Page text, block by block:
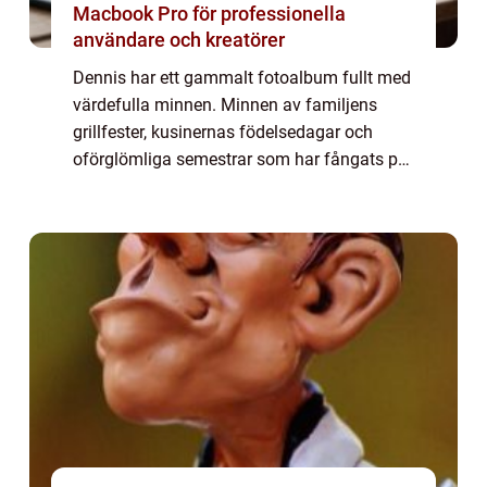
Macbook Pro för professionella
användare och kreatörer
Dennis har ett gammalt fotoalbum fullt med
värdefulla minnen. Minnen av familjens
grillfester, kusinernas födelsedagar och
oförglömliga semestrar som har fångats på